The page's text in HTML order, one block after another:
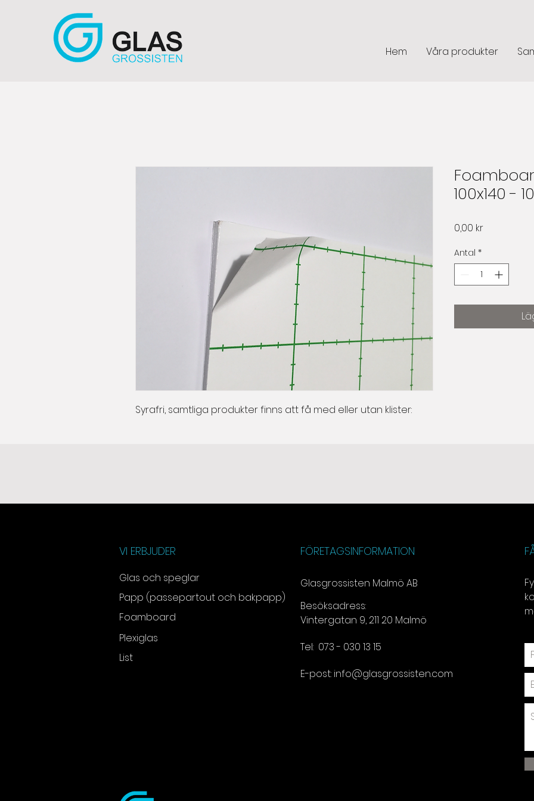
Hem Våra produkter
Syrafri, samtliga produkter finns att få med eller utan klister:
100x140 -
0,00 krPris
Antal *
VI ERBJUDER
Glas och speglar
Papp (passepartout och bakpapp)
Foamboard
Plexiglas
List
FÖRETAGSINFORMATION
Glasgrossisten Malmö AB
Besöksadress:
Vintergatan 9, 211 20 Malmö
Tel: 073 - 030 13 15​
E-post: info@glasgrossisten.com